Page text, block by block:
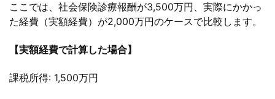
ここでは、社会保険診療報酬が3,500万円、実際にかかっ
た経費（実額経費）が2,000万円のケースで比較します。
【実額経費で計算した場合】
課税所得: 1,500万円